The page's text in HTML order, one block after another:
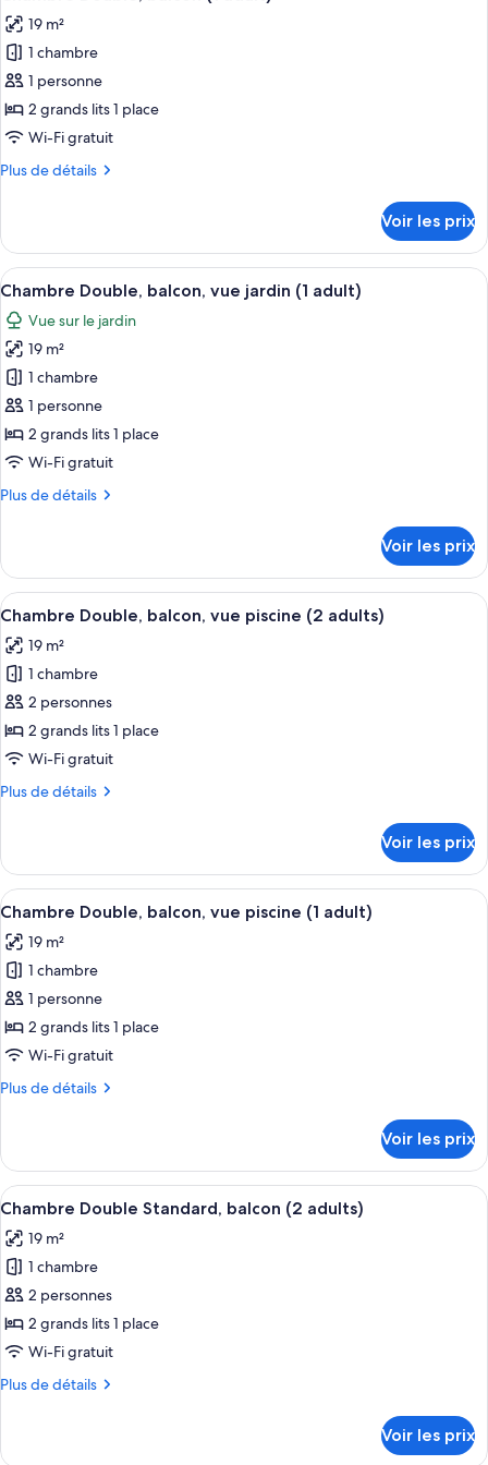
Adults)
Chambre
Double,
balcon
(2
Adults)
toutes
les
photos
pour
ce
type
chambre :
balcon
(1
adult)
19 m²
1 chambre
1 personne
2 grands lits 1 place
Wi-Fi gratuit
Plus de détails
Plus
le
type
de
chambre
Chambre
Double,
balcon
(1
adult)
Voir les prix
Afficher
toutes
les
photos
pour
ce
type
de
chambre :
Chambre
vue
jardin
(1
adult)
Une chambre d’hôtel avec deux
4
Chambre Double, balcon, vue jardin (1 adult)
Vue sur le jardin
19 m²
1 chambre
1 personne
2 grands lits 1 place
Wi-Fi gratuit
Plus de détails
Plus
le
type
de
Chambre
Double,
balcon,
vue
jardin
(1
adult)
Voir les prix
Afficher
toutes
les
photos
pour
ce
type
chambre :
balcon,
vue
piscine
(2
adults)
Une chambre d’hôtel avec deux
5
Chambre Double, balcon, vue piscine (2 adults)
19 m²
1 chambre
2 personnes
2 grands lits 1 place
Wi-Fi gratuit
Plus de détails
Plus
le
type
de
Chambre
Double,
balcon,
vue
piscine
(2
adults)
Voir les prix
Afficher
toutes
les
photos
pour
ce
type
chambre :
balcon,
vue
piscine
(1
adult)
Une chambre d’hôtel avec deux
5
Chambre Double, balcon, vue piscine (1 adult)
19 m²
1 chambre
1 personne
2 grands lits 1 place
Wi-Fi gratuit
Plus de détails
Plus
le
type
de
Chambre
Double,
balcon,
vue
piscine
(1
adult)
Voir les prix
Afficher
toutes
les
photos
pour
ce
type
chambre :
Une chambre d’hôtel avec deux
4
Chambre Double Standard, balcon (2 adults)
19 m²
1 chambre
2 personnes
2 grands lits 1 place
Wi-Fi gratuit
Plus de détails
Plus
Voir les prix